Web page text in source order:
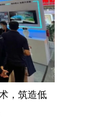
，筑造低